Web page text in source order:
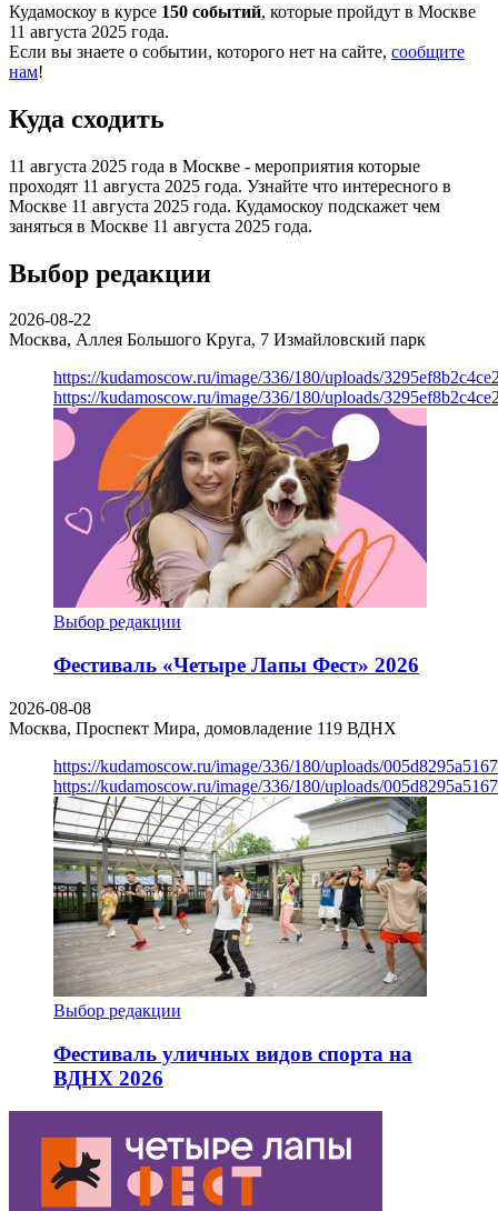
Кудамоскоу в курсе 150 событий, которые пройдут в Москве
11 августа 2025 года.
Если вы знаете о событии, которого нет на сайте, сообщите
нам!
Куда сходить
11 августа 2025 года в Москве - мероприятия которые
проходят 11 августа 2025 года. Узнайте что интересного в
Москве 11 августа 2025 года. Кудамоскоу подскажет чем
заняться в Москве 11 августа 2025 года.
Выбор редакции
2026-08-22
Москва, Аллея Большого Круга, 7 Измайловский парк
https://kudamoscow.ru/image/336/180/uploads/
https://kudamoscow.ru/image/336/180/uploads/
Выбор редакции
Фестиваль «Четыре Лапы Фест» 2026
2026-08-08
Москва, Проспект Мира, домовладение 119 ВДНХ
https://kudamoscow.ru/image/336/180/uploads/
https://kudamoscow.ru/image/336/180/uploads/
Выбор редакции
Фестиваль уличных видов спорта на
ВДНХ 2026